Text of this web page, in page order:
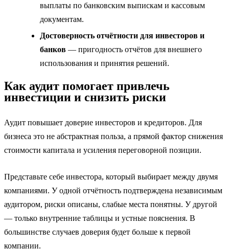
выплаты по банковским выпискам и кассовым
документам.
Достоверность отчётности для инвесторов и
банков — пригодность отчётов для внешнего
использования и принятия решений.
Как аудит помогает привлечь
инвестиции и снизить риски
Аудит повышает доверие инвесторов и кредиторов. Для
бизнеса это не абстрактная польза, а прямой фактор снижения
стоимости капитала и усиления переговорной позиции.
Представьте себе инвестора, который выбирает между двумя
компаниями. У одной отчётность подтверждена независимым
аудитором, риски описаны, слабые места понятны. У другой
— только внутренние таблицы и устные пояснения. В
большинстве случаев доверия будет больше к первой
компании.